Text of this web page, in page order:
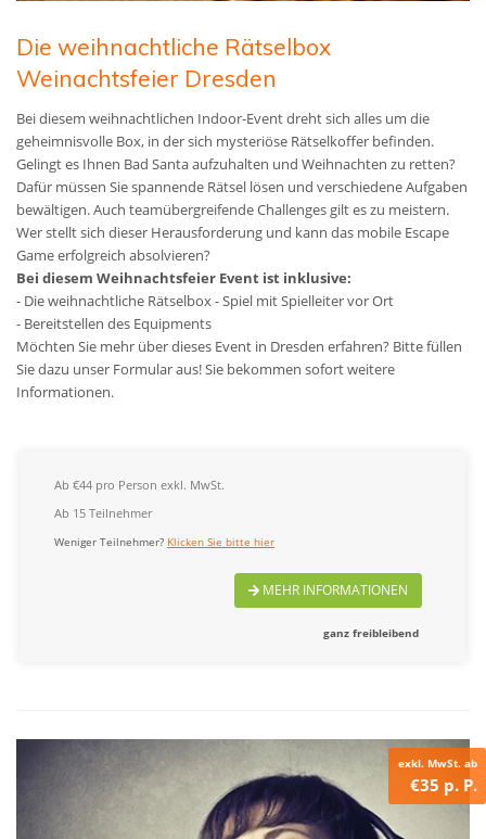
Die weihnachtliche Rätselbox
Weinachtsfeier Dresden
Bei diesem weihnachtlichen Indoor-Event dreht sich alles um die
geheimnisvolle Box, in der sich mysteriöse Rätselkoffer befinden.
Gelingt es Ihnen Bad Santa aufzuhalten und Weihnachten zu retten?
Dafür müssen Sie spannende Rätsel lösen und verschiedene Aufgaben
bewältigen. Auch teamübergreifende Challenges gilt es zu meistern.
Wer stellt sich dieser Herausforderung und kann das mobile Escape
Game erfolgreich absolvieren?
Bei diesem Weihnachtsfeier Event ist inklusive:
- Die weihnachtliche Rätselbox - Spiel mit Spielleiter vor Ort
- Bereitstellen des Equipments
Möchten Sie mehr über dieses Event in Dresden erfahren? Bitte füllen
Sie dazu unser Formular aus! Sie bekommen sofort weitere
Informationen.
Ab €44 pro Person exkl. MwSt.
Ab 15 Teilnehmer
Weniger Teilnehmer? Klicken Sie bitte hier
MEHR INFORMATIONEN
ganz freibleibend
exkl. MwSt. ab
€35 p. P.